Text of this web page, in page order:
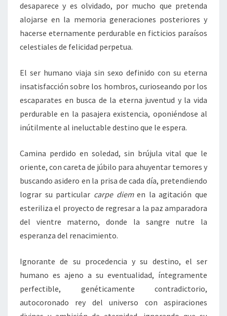
desaparece y es olvidado, por mucho que pretenda
alojarse en la memoria generaciones posteriores y
hacerse eternamente perdurable en ficticios paraísos
celestiales de felicidad perpetua.
El ser humano viaja sin sexo definido con su eterna
insatisfacción sobre los hombros, curioseando por los
escaparates en busca de la eterna juventud y la vida
perdurable en la pasajera existencia, oponiéndose al
inútilmente al ineluctable destino que le espera.
Camina perdido en soledad, sin brújula vital que le
oriente, con careta de júbilo para ahuyentar temores y
buscando asidero en la prisa de cada día, pretendiendo
lograr su particular carpe diemen la agitación que
esteriliza el proyecto de regresar a la paz amparadora
del vientre materno, donde la sangre nutre la
esperanza del renacimiento.
Ignorante de su procedencia y su destino, el ser
humano es ajeno a su eventualidad, íntegramente
perfectible, genéticamente contradictorio,
autocoronado rey del universo con aspiraciones